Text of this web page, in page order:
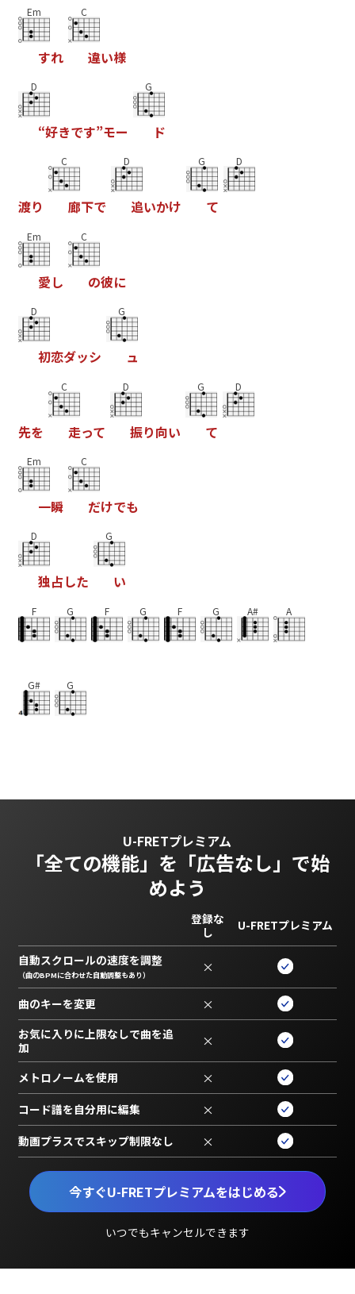
Em
すれ
C
違い様
D
“好きです”モー
G
ド
渡り
C
廊下で
D
追いかけ
G
て
D
Em
愛し
C
の彼に
D
初恋ダッシ
G
ュ
先を
C
走って
D
振り向い
G
て
D
Em
一瞬
C
だけでも
D
独占した
G
い
F G F G F G A# A
G# G
U-FRETプレミアム
「全ての機能」を 「広告なし」で始
めよう
今すぐU-FRETプレミアムをはじめる
いつでもキャンセルできます
登録な
し
U-FRETプレミアム
自動スクロールの速度を調整
（曲のBPMに合わせた自動調整もあり） ×
曲のキーを変更 ×
お気に入りに上限なしで曲を追
加
×
メトロノームを使用 ×
コード譜を自分用に編集 ×
動画プラスでスキップ制限なし ×